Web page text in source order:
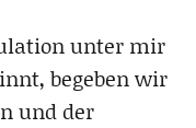
unter mir
begeben wir
und der